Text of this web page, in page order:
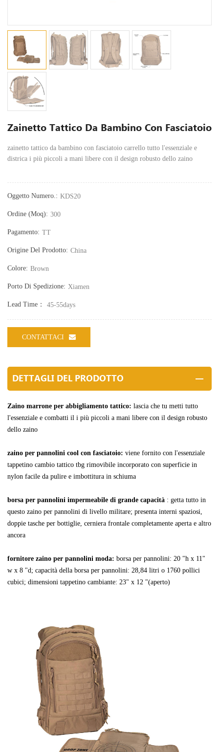
Zainetto Tattico Da Bambino Con Fasciatoio
zainetto tattico da bambino con fasciatoio carrello tutto l'essenziale e
districa i più piccoli a mani libere con il design robusto dello zaino
Oggetto Numero.: KDS20
Ordine (moq): 300
Pagamento: TT
Origine Del Prodotto: China
Colore: Brown
Porto Di Spedizione: Xiamen
Lead Time： 45-55days
CONTATTACI
DETTAGLI DEL PRODOTTO
Zaino marrone per abbigliamento tattico: lascia che tu metti tutto
l'essenziale e combatti il i più piccoli a mani libere con il design robusto
dello zaino
zaino per pannolini cool con fasciatoio: viene fornito con l'essenziale
tappetino cambio tattico tbg rimovibile incorporato con superficie in
nylon facile da pulire e imbottitura in schiuma
borsa per pannolini impermeabile di grande capacità : getta tutto in
questo zaino per pannolini di livello militare; presenta interni spaziosi,
doppie tasche per bottiglie, cerniera frontale completamente aperta e altro
ancora
fornitore zaino per pannolini moda: borsa per pannolini: 20 "h x 11"
w x 8 "d; capacità della borsa per pannolini: 28,84 litri o 1760 pollici
cubici; dimensioni tappetino cambiante: 23" x 12 "(aperto)